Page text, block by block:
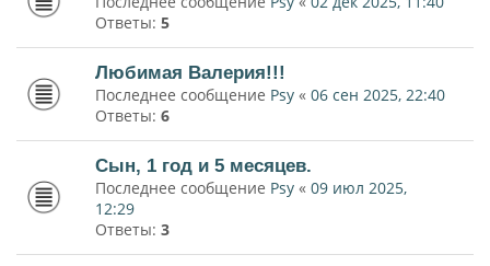
Ответы: 5
Любимая Валерия!!!
Последнее сообщение Psy « 06 сен 2025, 22:40
Ответы: 6
Сын, 1 год и 5 месяцев.
Последнее сообщение Psy « 09 июл 2025,
12:29
Ответы: 3